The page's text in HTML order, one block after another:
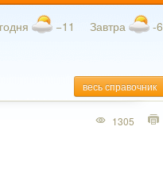
−11 Завтра -6
весь справочник
1305